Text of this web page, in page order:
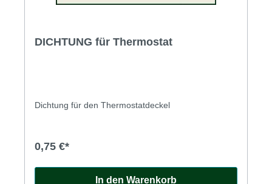
DICHTUNG für Thermostat
Dichtung für den Thermostatdeckel
0,75 €*
In den Warenkorb